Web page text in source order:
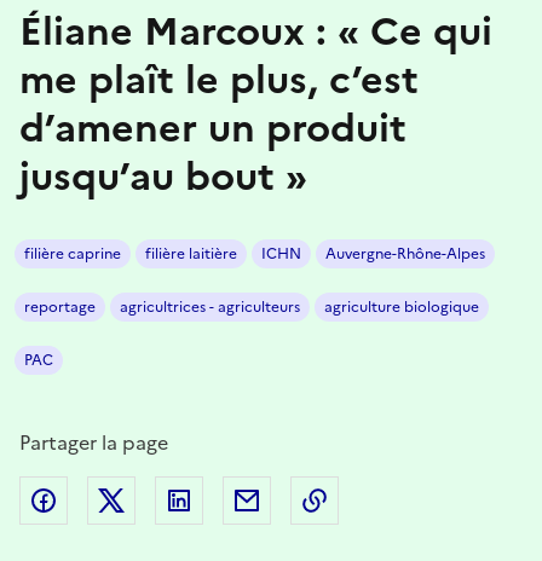
Éliane Marcoux : « Ce qui
me plaît le plus, c’est
d’amener un produit
jusqu’au bout »
filière caprine filière laitière ICHN Auvergne-Rhône-Alpes
reportage agricultrices - agriculteurs agriculture biologique
PAC
Partager la page
Partager sur Facebook
Partager sur Twitter
Partager sur LinkedIn
Partager par email